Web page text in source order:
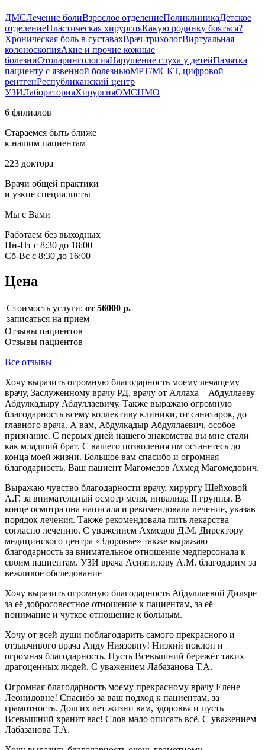
ДМСЛечение болиВзрослое отделениеПоликлиникаДетское
отделениеПластическая хирургияКакую родинку бояться?
Хроническая боль в суставахВрач-трихологВиртуальная
колоноскопияАкне и прочие кожные
болезниОтоларингологияНарушение слуха у детейПамятка
пациенту с язвенной болезньюМРТ/МСКТ, цифровой
рентгенРеспубликанский центр
УЗИЛабораторияХирургияОМСНМО
6 филиалов
Стараемся быть ближе
к нашим пациентам
223 доктора
Врачи общей практики
и узкие специалисты
Мы с Вами
Работаем без выходных
Пн-Пт с 8:30 до 18:00
Сб-Вс с 8:30 до 16:00
Цена
Стоимость услуги: от 56000 р.
записаться на прием
Отзывы пациентов
Отзывы пациентов
Все отзывы
Хочу выразить огромную благодарность моему лечащему
врачу, Заслуженному врачу РД, врачу от Аллаха – Абдуллаеву
Абдулкадыру Абдуллаевичу. Также выражаю огромную
благодарность всему коллективу клиники, от санитарок, до
главного врача. А вам, Абдулкадыр Абдуллаевич, особое
признание. С первых дней нашего знакомства вы мне стали
как младший брат. С вашего позволения им останетесь до
конца моей жизни. Большое вам спасибо и огромная
благодарность. Ваш пациент Магомедов Ахмед Магомедович.
Выражаю чувство благодарности врачу, хирургу Шейховой
А.Г. за внимательный осмотр меня, инвалида II группы. В
конце осмотра она написала и рекомендовала лечение, указав
порядок лечения. Также рекомендовала пить лекарства
согласно лечению. С уважением Ахмедов Д.М. Директору
медицинского центра «Здоровье» также выражаю
благодарность за внимательное отношение медперсонала к
своим пациентам. УЗИ врача Асиятилову А.М. благодарим за
вежливое обследование
Хочу выразить огромную благодарность Абдуллаевой Диляре
за её добросовестное отношение к пациентам, за её
понимание и чуткое отношение к больным.
Хочу от всей души поблагодарить самого прекрасного и
отзывчивого врача Аиду Ниязовну! Низкий поклон и
огромная благодарность. Пусть Всевышний бережёт таких
драгоценных людей. С уважением Лабазанова Т.А.
Огромная благодарность моему прекрасному врачу Елене
Леонидовне! Спасибо за ваш подход к пациентам, за
грамотность. Долгих лет жизни вам, здоровья и пусть
Всевышний хранит вас! Слов мало описать всё. С уважением
Лабазанова Т.А.